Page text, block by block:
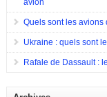
avion
Quels sont les avions
Ukraine : quels sont
Rafale de Dassault :